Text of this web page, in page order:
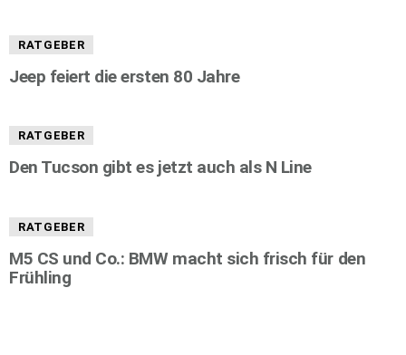
RATGEBER
Jeep feiert die ersten 80 Jahre
RATGEBER
Den Tucson gibt es jetzt auch als N Line
RATGEBER
M5 CS und Co.: BMW macht sich frisch für den
Frühling